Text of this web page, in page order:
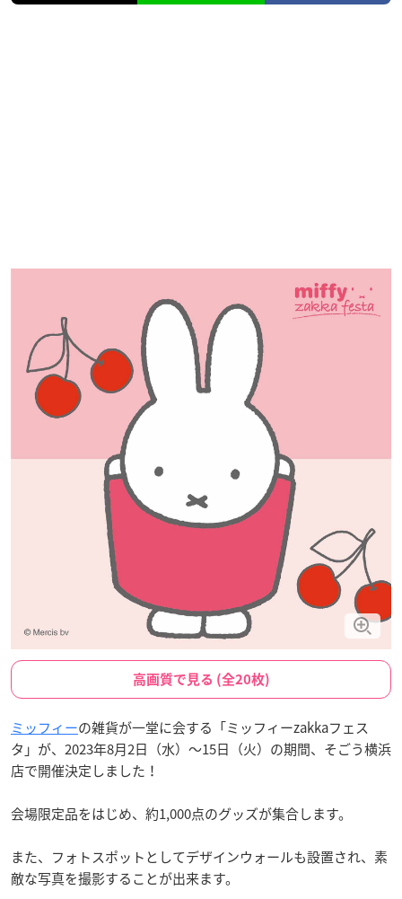
高画質で見る (全20枚)
ミッフィーの雑貨が一堂に会する「ミッフィーzakkaフェス
タ」が、2023年8月2日（水）～15日（火）の期間、そごう横浜
店で開催決定しました！
会場限定品をはじめ、約1,000点のグッズが集合します。
また、フォトスポットとしてデザインウォールも設置され、素
敵な写真を撮影することが出来ます。